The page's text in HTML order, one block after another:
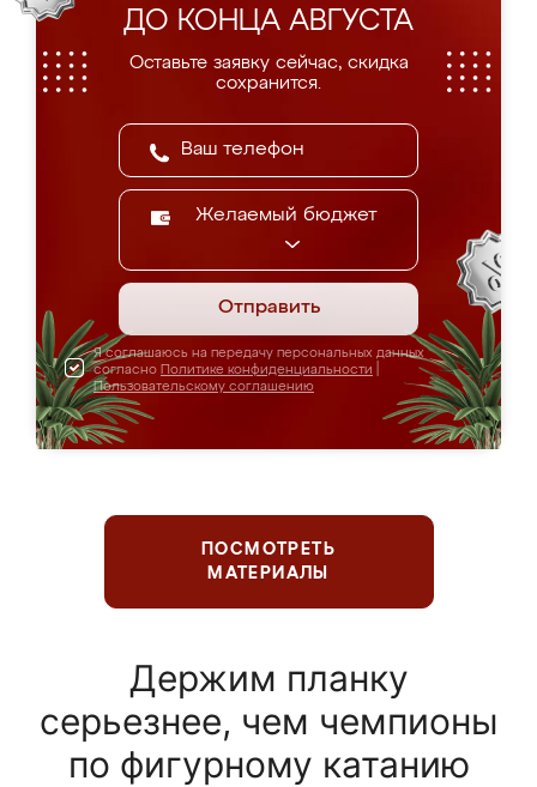
ДО КОНЦА АВГУСТА
Оставьте заявку сейчас, скидка
сохранится.
Желаемый бюджет
Отправить
Я соглашаюсь на передачу персональных данных
согласно Политике конфиденциальности
Пользовательскому соглашению
ПОСМОТРЕТЬ
МАТЕРИАЛЫ
Держим планку
серьезнее, чем чемпионы
по фигурному катанию